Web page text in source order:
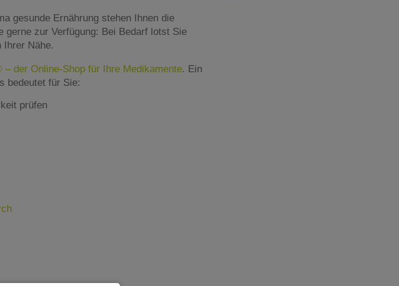
gesunde Ernährung stehen Ihnen die
gerne zur Verfügung: Bei Bedarf lotst Sie
Ihrer Nähe.
– der Online-Shop für Ihre Medikamente. Ein
bedeutet für Sie:
prüfen